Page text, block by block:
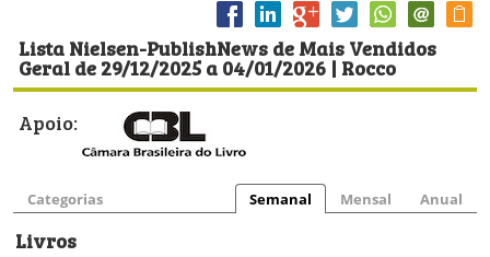
Lista Nielsen-PublishNews de Mais Vendidos
Geral de 29/12/2025 a 04/01/2026 | Rocco
Apoio:
Categorias Semanal Mensal Anual
Livros